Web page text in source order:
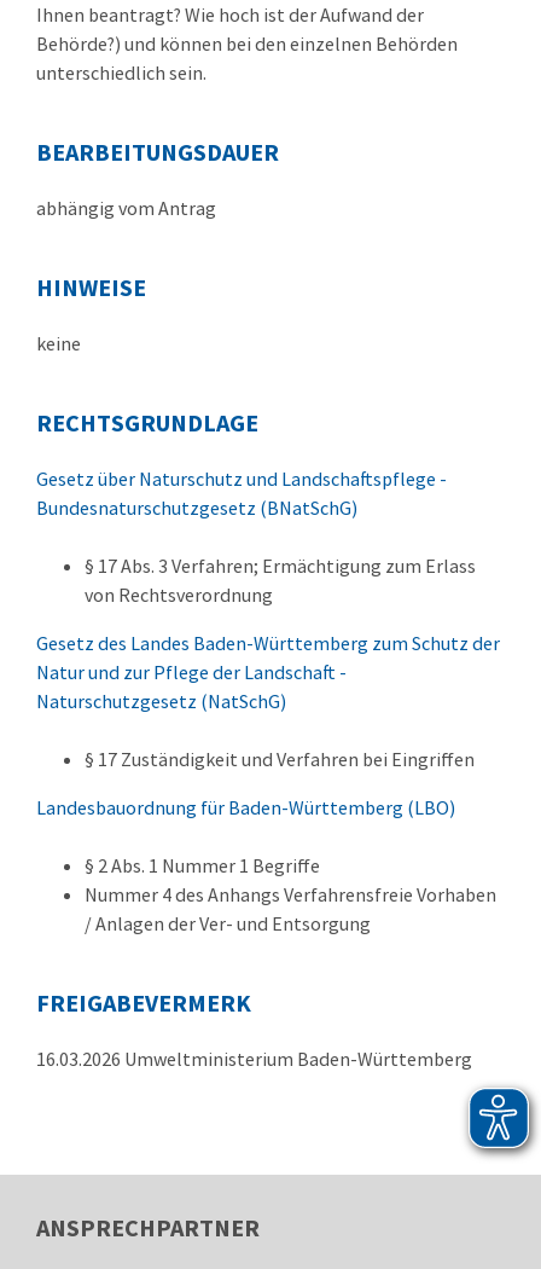
Ihnen beantragt? Wie hoch ist der Aufwand der
Behörde?) und können bei den einzelnen Behörden
unterschiedlich sein.
BEARBEITUNGSDAUER
abhängig vom Antrag
HINWEISE
keine
RECHTSGRUNDLAGE
Gesetz über Naturschutz und Landschaftspflege -
Bundesnaturschutzgesetz (BNatSchG)
§ 17 Abs. 3 Verfahren; Ermächtigung zum Erlass
von Rechtsverordnung
Gesetz des Landes Baden-Württemberg zum Schutz der
Natur und zur Pflege der Landschaft -
Naturschutzgesetz (NatSchG)
§ 17 Zuständigkeit und Verfahren bei Eingriffen
Landesbauordnung für Baden-Württemberg (LBO)
§ 2 Abs. 1 Nummer 1 Begriffe
Nummer 4 des Anhangs Verfahrensfreie Vorhaben
/ Anlagen der Ver- und Entsorgung
FREIGABEVERMERK
16.03.2026 Umweltministerium Baden-Württemberg
ANSPRECHPARTNER